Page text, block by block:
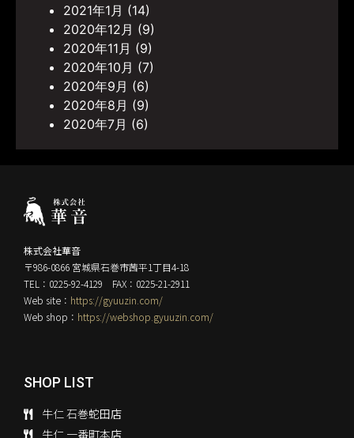
2021年1月 (14)
2020年12月 (9)
2020年11月 (9)
2020年10月 (7)
2020年9月 (6)
2020年8月 (9)
2020年7月 (6)
株式会社華音
〒986-0866 宮城県石巻市茜平1丁目4-18
TEL：0225-92-4129 FAX：0225-21-2911
Web site： https://gyuuzin.com/
Web shop： https://webshop.gyuuzin.com/
SHOP LIST
牛仁 石巻蛇田店
牛仁 一番町本店